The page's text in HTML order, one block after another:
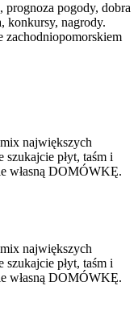
pogody, dobra
konkursy, nagrody.
zachodniopomorskiem
największych
szukajcie płyt, taśm i
własną DOMÓWKĘ.
największych
płyt, taśm i
własną DOMÓWKĘ.